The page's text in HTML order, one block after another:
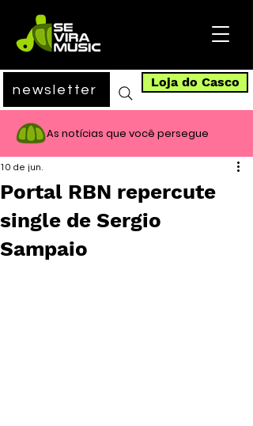
newsletter Loja do Casco
As notícias que você persegue
Portal RBN repercute
single de Sergio
Sampaio
10 de jun.